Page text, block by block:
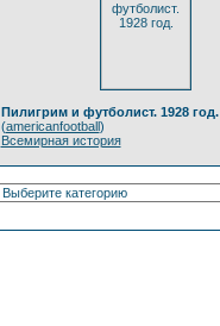
Пилигрим и футболист. 1928 год.
(americanfootball)
Всемирная история